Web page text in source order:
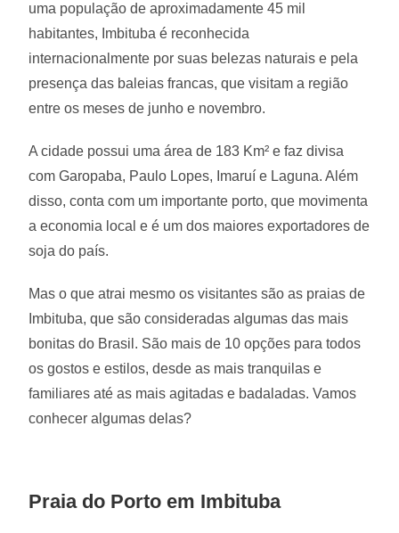
uma população de aproximadamente 45 mil
habitantes, Imbituba é reconhecida
internacionalmente por suas belezas naturais e pela
presença das baleias francas, que visitam a região
entre os meses de junho e novembro.
A cidade possui uma área de 183 Km² e faz divisa
com Garopaba, Paulo Lopes, Imaruí e Laguna. Além
disso, conta com um importante porto, que movimenta
a economia local e é um dos maiores exportadores de
soja do país.
Mas o que atrai mesmo os visitantes são as praias de
Imbituba, que são consideradas algumas das mais
bonitas do Brasil. São mais de 10 opções para todos
os gostos e estilos, desde as mais tranquilas e
familiares até as mais agitadas e badaladas. Vamos
conhecer algumas delas?
Praia do Porto em Imbituba